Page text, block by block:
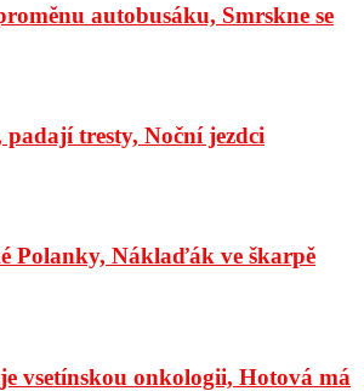
autobusáku, Smrskne se
padají tresty, Noční jezdci
Polanky, Náklaďák ve škarpě
vsetínskou onkologii, Hotová má